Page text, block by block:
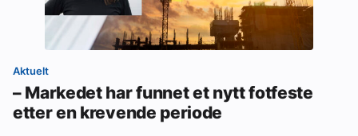
Aktuelt
– Markedet har funnet et nytt fotfeste
etter en krevende periode